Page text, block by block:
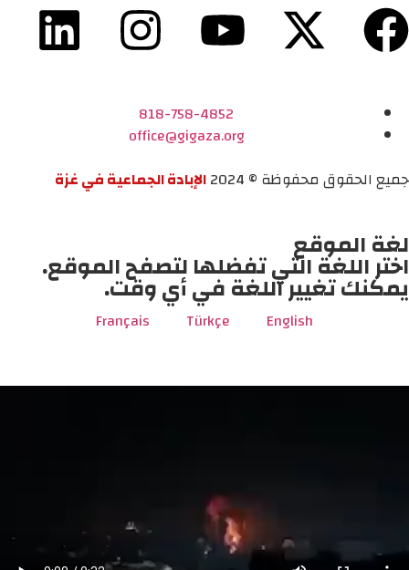
818-758-4852
office@gigaza.org
جميع الحقوق محفوظة © 2024
الإبادة الجماعية في غزة
لغة الموقع
اختر اللغة التي تفضلها لتصفح الموقع.
يمكنك تغيير اللغة في أي وقت.
English
Türkçe
Français